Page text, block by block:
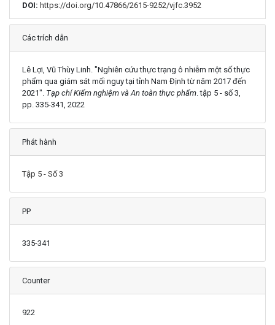
DOI: https://doi.org/10.47866/2615-9252/vjfc.3952
Chi tiết
Các trích dẫn
Lê Lợi, Vũ Thùy Linh. "Nghiên cứu thực trạng ô nhiễm một số thực
phẩm qua giám sát mối nguy tại tỉnh Nam Định từ năm 2017 đến
2021". Tạp chí Kiểm nghiệm và An toàn thực phẩm. tập 5 - số 3,
pp. 335-341, 2022
Phát hành
Tập 5 - Số 3
PP
335-341
Counter
922